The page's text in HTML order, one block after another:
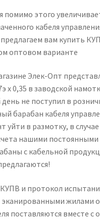
помимо этого
кабеля
предлагаем вам купить
оптовом варианте
Элек-Опт
х 0,35 в заводской
не поступил в
барабан кабеля
уйти в размотку, в
нашими
с кабельной
и протокол
эканированными жилами
поставляются вместе с